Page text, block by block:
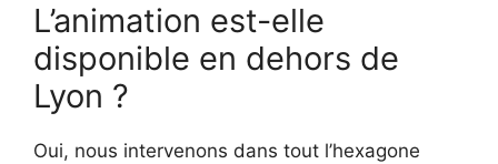
L’animation est-elle
disponible en dehors de
Lyon ?
Oui, nous intervenons dans tout l’hexagone